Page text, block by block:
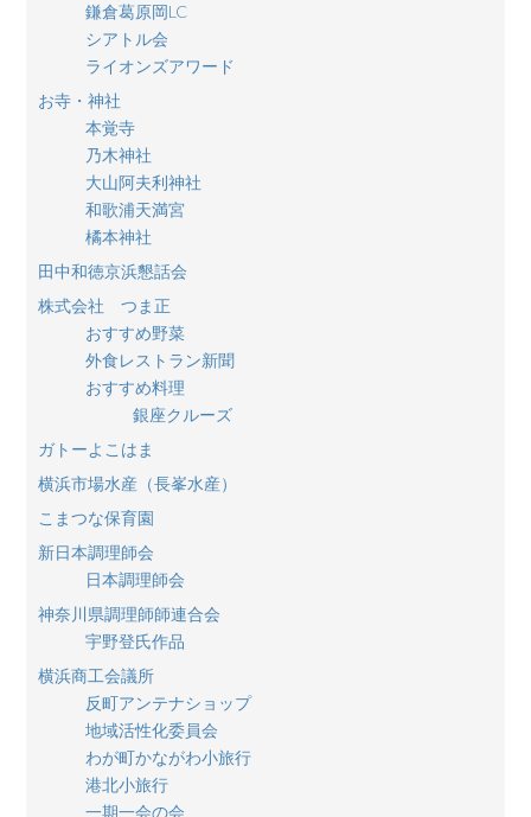
鎌倉葛原岡LC
シアトル会
ライオンズアワード
お寺・神社
本覚寺
乃木神社
大山阿夫利神社
和歌浦天満宮
橘本神社
田中和徳京浜懇話会
株式会社 つま正
おすすめ野菜
外食レストラン新聞
おすすめ料理
銀座クルーズ
ガトーよこはま
横浜市場水産（長峯水産）
こまつな保育園
新日本調理師会
日本調理師会
神奈川県調理師師連合会
宇野登氏作品
横浜商工会議所
反町アンテナショップ
地域活性化委員会
わが町かながわ小旅行
港北小旅行
一期一会の会